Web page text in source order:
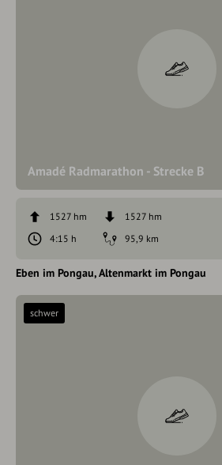
Amadé Radmarathon - Strecke B
1527 hm
1527 hm
4:15 h
95,9 km
Eben im Pongau Altenmarkt im Pongau
schwer